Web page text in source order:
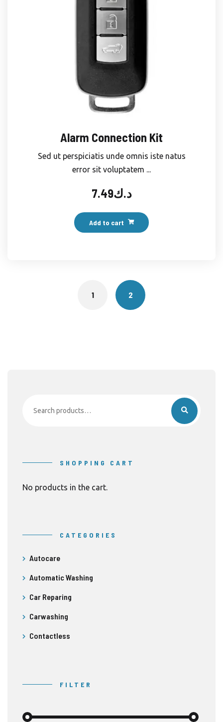
Alarm Connection Kit
Sed ut perspiciatis unde omnis iste natus
error sit voluptatem ...
د.ك7.49
Add to cart
1 2
for:
SHOPPING CART
No products in the cart.
CATEGORIES
Autocare
Automatic Washing
Car Reparing
Carwashing
Contactless
FILTER